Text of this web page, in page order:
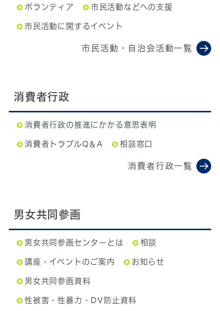
ボランティア 市民活動などへの支援
市民活動に関するイベント
市民活動・自治会活動一覧
消費者行政
消費者行政の推進にかかる意思表明
消費者トラブルQ＆A 相談窓口
消費者行政一覧
男女共同参画
男女共同参画センターとは 相談
講座・イベントのご案内 お知らせ
男女共同参画資料
性被害・性暴力・DV防止資料